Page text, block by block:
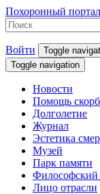
Похоронный портал
Войти
Toggle
Toggle navigation
Новости
Помощь
Долголетие
Журнал
Эстетика
Музей
Парк памяти
Философский
Лицо отрасли